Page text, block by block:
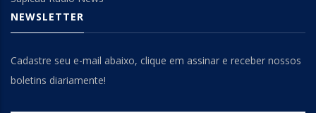
NEWSLETTER
Cadastre seu e-mail abaixo, clique em assinar e receber nossos
boletins diariamente!